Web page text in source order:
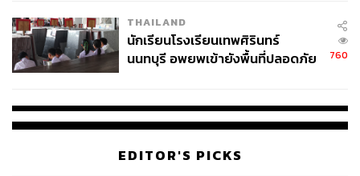
จ่ายหนี้-แอบระบุแบรนด์
THAILAND
นักเรียนโรงเรียนเทพศิรินทร์
นนทบุรี อพยพเข้ายังพื้นที่ปลอดภัย
760
EDITOR'S PICKS